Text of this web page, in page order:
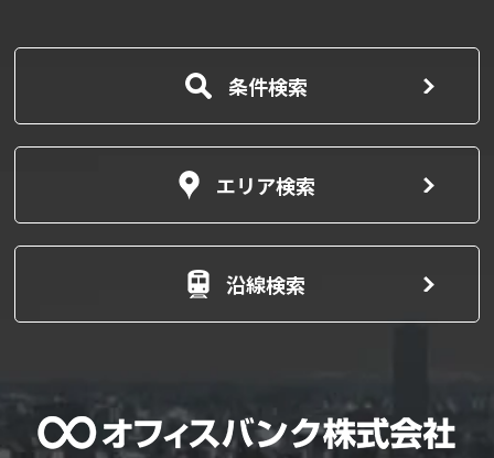
条件検索
エリア検索
沿線検索